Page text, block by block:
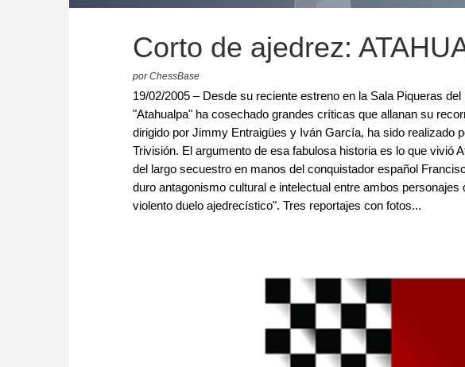
Corto de ajedrez:
por ChessBase
19/02/2005 – Desde su reciente estreno en la Sala Piqueras
"Atahualpa" ha cosechado grandes críticas que allanan su
dirigido por Jimmy Entraigües y Iván García, ha sido realizado
Trivisión. El argumento de esa fabulosa historia es lo que vivió
del largo secuestro en manos del conquistador español
duro antagonismo cultural e intelectual entre ambos
violento duelo ajedrecístico". Tres reportajes con fotos...